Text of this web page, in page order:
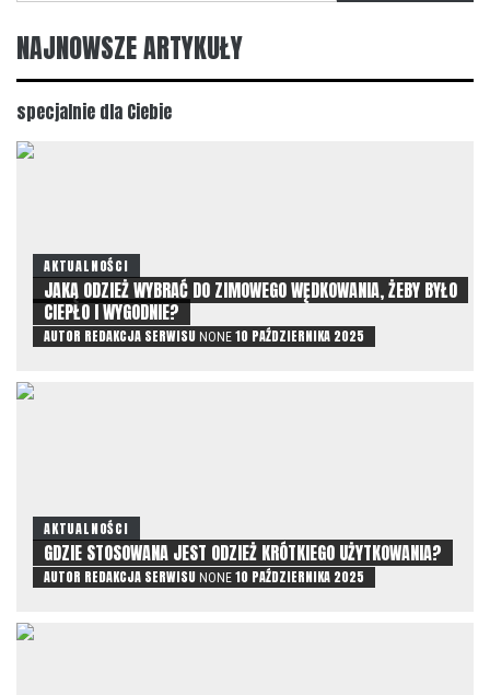
NAJNOWSZE ARTYKUŁY
specjalnie dla Ciebie
AKTUALNOŚCI
JAKĄ ODZIEŻ WYBRAĆ DO ZIMOWEGO WĘDKOWANIA, ŻEBY BYŁO
CIEPŁO I WYGODNIE?
AUTOR REDAKCJA SERWISU NONE 10 PAŹDZIERNIKA 2025
AKTUALNOŚCI
GDZIE STOSOWANA JEST ODZIEŻ KRÓTKIEGO UŻYTKOWANIA?
AUTOR REDAKCJA SERWISU NONE 10 PAŹDZIERNIKA 2025